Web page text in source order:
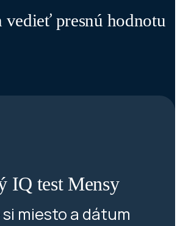
vedieť presnú hodnotu
IQ test Mensy
miesto a dátum